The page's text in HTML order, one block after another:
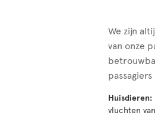
We zijn
van onze
Huisdieren:
vluchten